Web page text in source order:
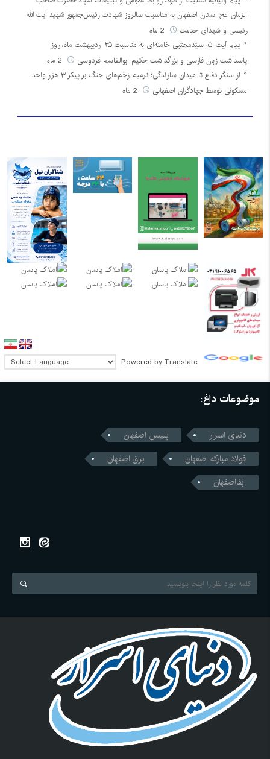
الزمان عج استان اصفهان به مناسبت سالروز شهادت رئیس‌جمهور شهید آیت الله
رئیسی و شهدای خدمت
پیام آیت الله سیّدمجتبی خامنه‌ای به مناسبت ۲۵ اردیبهشت ماه، روز
پاسداشت زبان فارسی و بزرگداشت حکیم ابوالقاسم فردوسی
از سنگر دفاع تا میدان سازندگی؛ ترمیم زخم‌های جنگ بر پیکر ۳ هزار واحد
مسکونی توسط جهادگران اصفهانی
Powered by Translate
موضوعات داغ:
دنیای اسرار
پلیس اصفهان
فولاد مبارکه اصفهان
برق اصفهان
ابفااصفهان